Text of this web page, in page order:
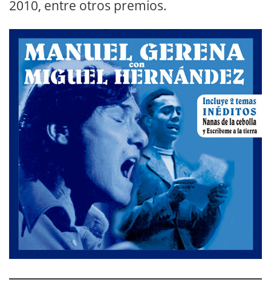
2010, entre otros premios.